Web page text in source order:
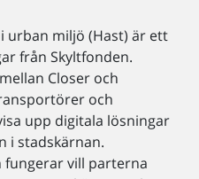
urban miljö (Hast) är ett
från Skyltfonden.
Closer och
och
upp digitala lösningar
i stadskärnan.
fungerar vill parterna